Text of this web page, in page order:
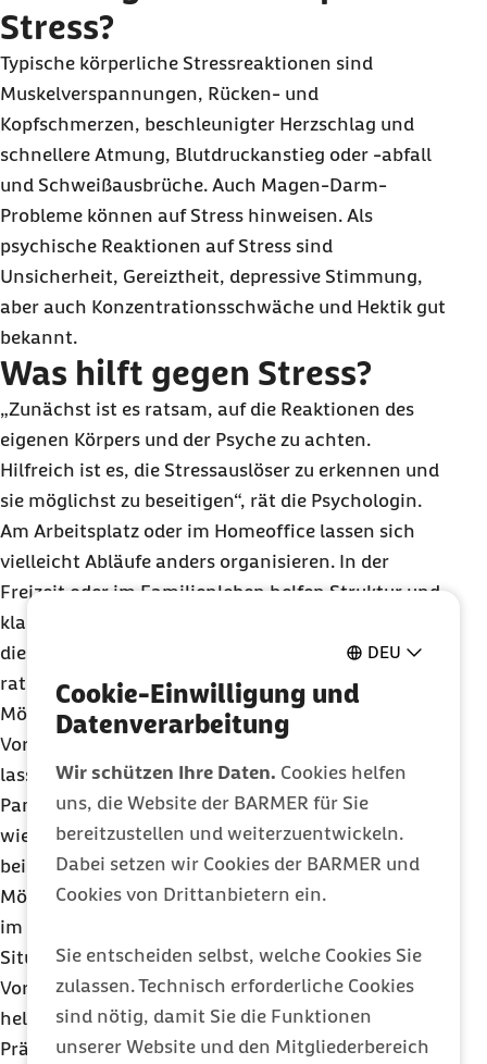
DEU
Cookie-Einwilligung und
Datenverarbeitung
Wir schützen Ihre Daten. Cookies helfen
uns, die Website der BARMER für Sie
bereitzustellen und weiterzuentwickeln.
Dabei setzen wir Cookies der BARMER und
Cookies von Drittanbietern ein.
Sie entscheiden selbst, welche Cookies Sie
zulassen. Technisch erforderliche Cookies
sind nötig, damit Sie die Funktionen
unserer Website und den Mitgliederbereich
Stress?
Typische körperliche Stressreaktionen sind
Muskelverspannungen, Rücken- und
Kopfschmerzen, beschleunigter Herzschlag und
schnellere Atmung, Blutdruckanstieg oder -abfall
und Schweißausbrüche. Auch Magen-Darm-
Probleme können auf Stress hinweisen. Als
psychische Reaktionen auf Stress sind
Unsicherheit, Gereiztheit, depressive Stimmung,
aber auch Konzentrationsschwäche und Hektik gut
bekannt.
Was hilft gegen Stress?
„Zunächst ist es ratsam, auf die Reaktionen des
eigenen Körpers und der Psyche zu achten.
Hilfreich ist es, die Stressauslöser zu erkennen und
sie möglichst zu beseitigen“, rät die Psychologin.
Am Arbeitsplatz oder im Homeoffice lassen sich
vielleicht Abläufe anders organisieren. In der
Freizeit oder im Familienleben helfen Struktur und
klare Regeln, aber auch Achtsamkeit. Lassen sich
die Stressauslöser nicht gänzlich vermeiden, ist es
ratsam, sich selber stark zu machen. „Eine
Möglichkeit sind Atemübungen. Sie haben den
Vorteil, dass sie sich gut in den Alltag einbauen
lassen und rasch Wirkung zeigen“, so Jakob-
Pannier. Hilfe böten heutzutage auch digitale
wie 7
Mind. Wer selber aktiv werden will, findet
beispielsweise im Hatha Yoga eine sehr gute
Möglichkeit, sich durch Körper- und Atemübungen
im Alltag ganz bewusste Pausen von stressigen
Situationen zu schaffen. Yoga hat zudem den
Vorteil, dass die Krankenkassen beim Einstieg
helfen, indem sie es auch als
Präventionsmaßnahme bezuschussen.